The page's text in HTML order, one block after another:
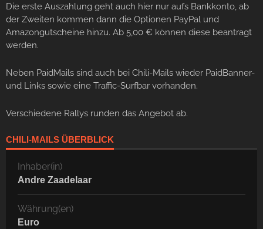
Die erste Auszahlung geht auch hier nur aufs Bankkonto, ab
der Zweiten kommen dann die Optionen PayPal und
Amazongutscheine hinzu. Ab 5,00 € können diese beantragt
werden.
Neben PaidMails sind auch bei Chili-Mails wieder PaidBanner-
und Links sowie eine Traffic-Surfbar vorhanden.
Verschiedene Rallys runden das Angebot ab.
CHILI-MAILS ÜBERBLICK
Inhaber(in)
Andre Zaadelaar
Währung(en)
Euro